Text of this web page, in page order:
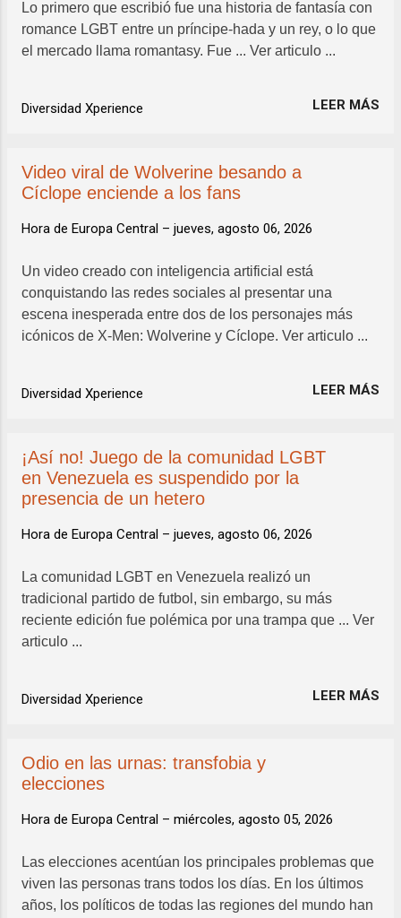
Lo primero que escribió fue una historia de fantasía con
romance LGBT entre un príncipe-hada y un rey, o lo que
el mercado llama romantasy. Fue ... Ver articulo ...
Diversidad Xperience LEER MÁS
Video viral de Wolverine besando a
Cíclope enciende a los fans
Hora de Europa Central – jueves, agosto 06, 2026
Un video creado con inteligencia artificial está
conquistando las redes sociales al presentar una
escena inesperada entre dos de los personajes más
icónicos de X-Men: Wolverine y Cíclope. Ver articulo ...
Diversidad Xperience LEER MÁS
¡Así no! Juego de la comunidad LGBT
en Venezuela es suspendido por la
presencia de un hetero
Hora de Europa Central – jueves, agosto 06, 2026
La comunidad LGBT en Venezuela realizó un
tradicional partido de futbol, sin embargo, su más
reciente edición fue polémica por una trampa que ... Ver
articulo ...
Diversidad Xperience LEER MÁS
Odio en las urnas: transfobia y
elecciones
Hora de Europa Central – miércoles, agosto 05, 2026
Las elecciones acentúan los principales problemas que
viven las personas trans todos los días. En los últimos
años, los políticos de todas las regiones del mundo han